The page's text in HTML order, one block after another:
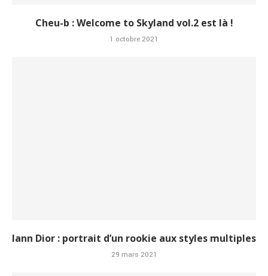
Cheu-b : Welcome to Skyland vol.2 est là !
1 octobre 2021
Iann Dior : portrait d’un rookie aux styles multiples
29 mars 2021